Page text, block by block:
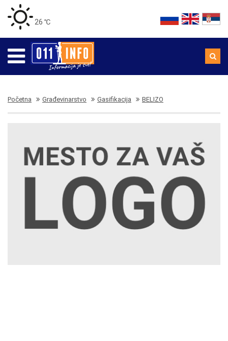
26 ℃
Početna Građevinarstvo Gasifikacija BELIZO